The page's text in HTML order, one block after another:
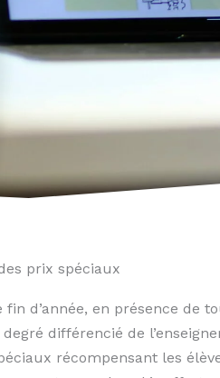
prix spéciaux
d’année, en présence de
différencié de
récompensant les